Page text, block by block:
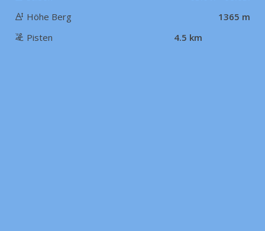
Höhe Berg
1365 m
Pisten
4.5 km